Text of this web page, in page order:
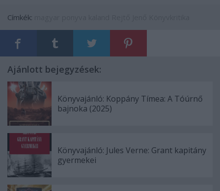
Címkék:
Ajánlott bejegyzések:
Könyvajánló: Koppány Tímea: A Tóúrnő
bajnoka (2025)
Könyvajánló: Jules Verne: Grant kapitány
gyermekei